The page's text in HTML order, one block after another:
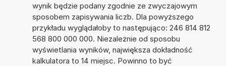
wynik będzie podany zgodnie ze zwyczajowym
sposobem zapisywania liczb. Dla powyższego
przykładu wyglądałoby to następująco: 246 814 812
568 800 000 000. Niezależnie od sposobu
wyświetlania wyników, największa dokładność
kalkulatora to 14 miejsc. Powinno to być